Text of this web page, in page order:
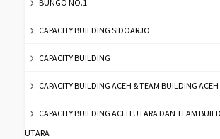
BUNGO NO.1
CAPACITY BUILDING SIDOARJO
CAPACITY BUILDING
CAPACITY BUILDING ACEH & TEAM BUILDING ACEH
CAPACITY BUILDING ACEH UTARA DAN TEAM
UTARA